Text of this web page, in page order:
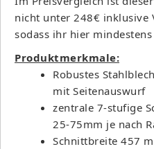
nicht unter 248€ inklusive
sodass ihr hier
Produktmerkmale:
Robustes
mit Seitenauswurf
zentrale 7-stufige
25-75mm je nach
Schnittbreite 457